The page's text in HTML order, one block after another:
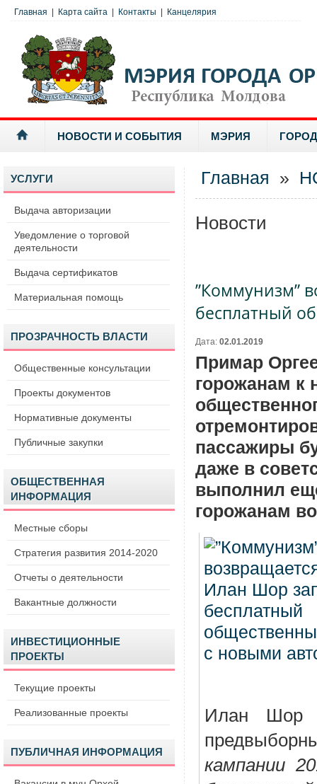
Главная Карта сайта Контакты Канцелярия
НОВОСТИ И СОБЫТИЯ МЭРИЯ
УСЛУГИ
Выдача авторизации
Уведомление о торговой
деятельности
Выдача сертификатов
Материальная помощь
ПРОЗРАЧНОСТЬ ВЛАСТИ
Общественные консультации
Проекты документов
Нормативные документы
Публичные закупки
ОБЩЕСТВЕННАЯ
ИНФОРМАЦИЯ
Местные сборы
Стратегия развития 2014-2020
Отчеты о деятельности
Вакантные должности
ИНВЕСТИЦИОННЫЕ
ПРОЕКТЫ
Текущие проекты
Реализованные проекты
ПУБЛИЧНАЯ ИНФОРМАЦИЯ
Главная »
Новости
”Коммунизм”
бесплатный
Дата: 02.01.2019
Примар
горожанам к
пассажиры
даже в
выполнил
горожанам
Илан Шор
кампании